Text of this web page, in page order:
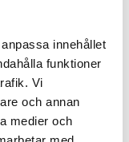
innehållet
funktioner
Vi
och annan
medier och
med.